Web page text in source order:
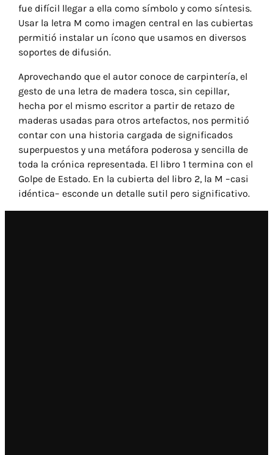
fue difícil llegar a ella como símbolo y como síntesis.
Usar la letra M como imagen central en las cubiertas
permitió instalar un ícono que usamos en diversos
soportes de difusión.
Aprovechando que el autor conoce de carpintería, el
gesto de una letra de madera tosca, sin cepillar,
hecha por el mismo escritor a partir de retazo de
maderas usadas para otros artefactos, nos permitió
contar con una historia cargada de significados
superpuestos y una metáfora poderosa y sencilla de
toda la crónica representada. El libro 1 termina con el
Golpe de Estado. En la cubierta del libro 2, la M –casi
idéntica– esconde un detalle sutil pero significativo.